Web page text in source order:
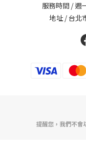
服務時間 / 週
地址 / 台北
提醒您，我們不會